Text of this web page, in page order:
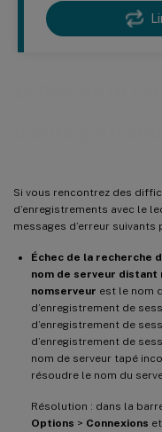
Si vous rencontrez des
d’enregistrements avec le
messages d’erreur suivants
Échec de la recherche
nom de serveur distant
nomserveur est le nom
d’enregistrement de
d’enregistrement de
d’enregistrement de
nom de serveur tapé
résoudre le nom du
Résolution : dans la
Options > Connexions